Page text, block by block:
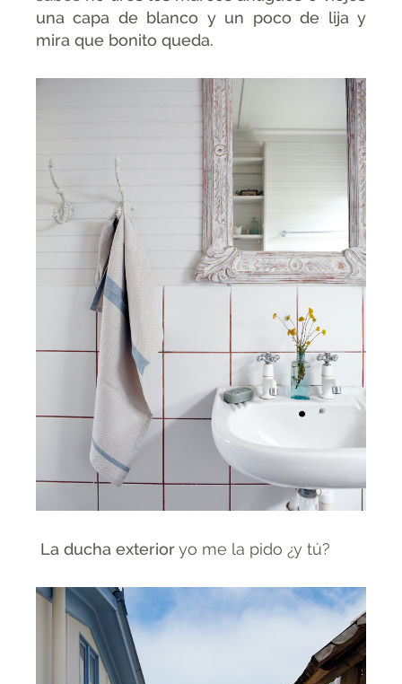
una capa de blanco y un poco de lija y
mira que bonito queda.
La ducha exterioryo me la pido ¿y tú?